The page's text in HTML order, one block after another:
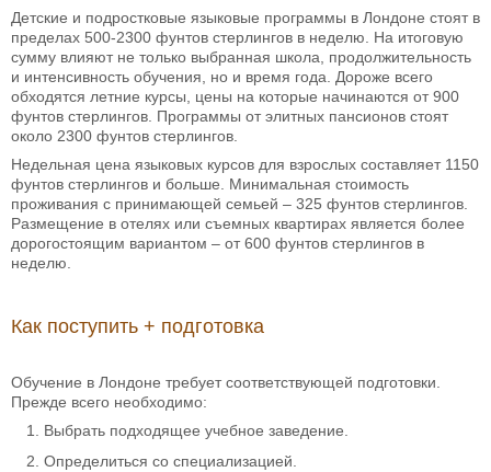
Детские и подростковые языковые программы в Лондоне стоят в
пределах 500-2300 фунтов стерлингов в неделю. На итоговую
сумму влияют не только выбранная школа, продолжительность
и интенсивность обучения, но и время года. Дороже всего
обходятся летние курсы, цены на которые начинаются от 900
фунтов стерлингов. Программы от элитных пансионов стоят
около 2300 фунтов стерлингов.
Недельная цена языковых курсов для взрослых составляет 1150
фунтов стерлингов и больше. Минимальная стоимость
проживания с принимающей семьей – 325 фунтов стерлингов.
Размещение в отелях или съемных квартирах является более
дорогостоящим вариантом – от 600 фунтов стерлингов в
неделю.
Как поступить + подготовка
Обучение в Лондоне требует соответствующей подготовки.
Прежде всего необходимо:
Выбрать подходящее учебное заведение.
Определиться со специализацией.